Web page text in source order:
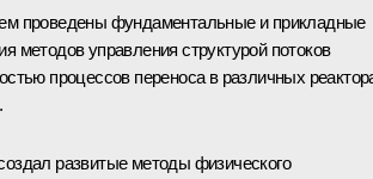
проведены фундаментальные и прикладные
методов управления структурой потоков
процессов переноса в различных
развитые методы физического